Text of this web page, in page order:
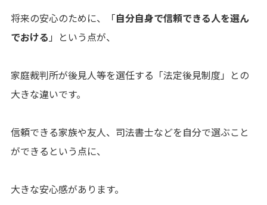
将来の安心のために、「自分自身で信頼できる人を選ん
でおける 」という点が、
家庭裁判所が後見人等を選任する「法定後見制度」との
大きな違いです。
信頼できる家族や友人、司法書士などを自分で選ぶこと
ができるという点に、
大きな安心感があります。